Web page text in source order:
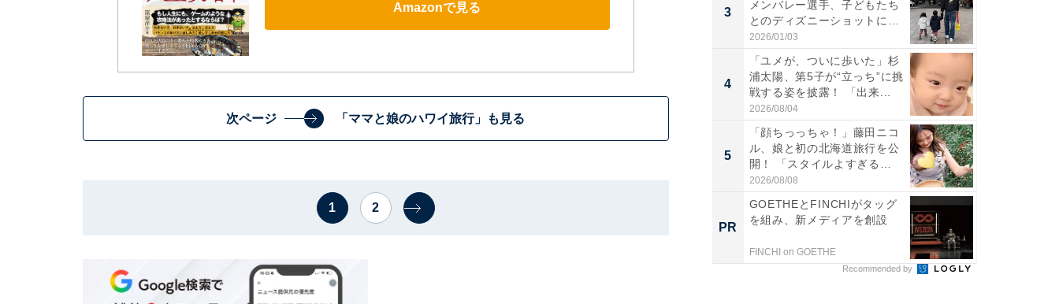
Amazonで見る
次ページ 「ママと娘のハワイ旅行」も見る
1 2
3
メンバレー選手、子どもたち
とのディズニーショットに
「か...
2026/01/03
4
「ユメが、ついに歩いた」杉
浦太陽、第5子が“立っち”に挑
戦する姿を披露！ 「出来...
2026/08/04
5
「顔ちっっちゃ！」藤田ニコ
ル、娘と初の北海道旅行を公
開！ 「スタイルよすぎる
よ〜...
2026/08/08
PR
GOETHEとFINCHIがタッグ
を組み、新メディアを創設
FINCHI on GOETHE
Recommended by